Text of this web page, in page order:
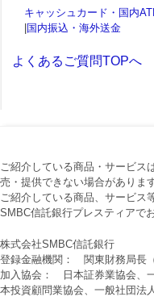
キャッシュカード・国内
|国内振込・海外送金
よくあるご質問TOPへ
ご紹介している商品・サービス
売・提供できない場合がありま
ご紹介している商品、サービス
SMBC信託銀行プレスティアで
株式会社SMBC信託銀行
登録金融機関： 関東財務局長
加入協会： 日本証券業協会、
本投資顧問業協会、一般社団法